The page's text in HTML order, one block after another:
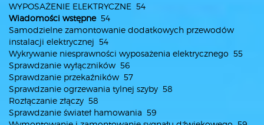
WYPOSAŻENIE ELEKTRYCZNE 54
Wiadomości wstępne54
Samodzielne zamontowanie dodatkowych przewodów
instalacji elektrycznej 54
Wykrywanie niesprawności wyposażenia elektrycznego 55
Sprawdzanie wyłączników 56
Sprawdzanie przekaźników 57
Sprawdzanie ogrzewania tylnej szyby 58
Rozłączanie złączy 58
Sprawdzanie świateł hamowania 59